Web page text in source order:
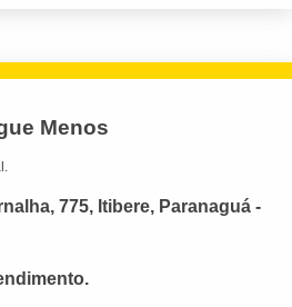
Menos
775, Itibere, Paranaguá -